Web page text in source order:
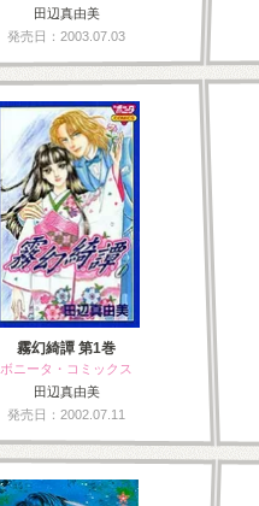
田辺真由美
発売日：2003.07.03
霧幻綺譚 第1巻
ボニータ・コミックス
田辺真由美
発売日：2002.07.11